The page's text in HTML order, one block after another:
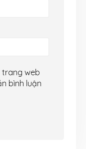
trang web
bình luận